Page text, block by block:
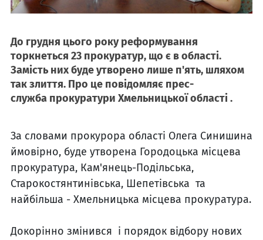
До грудня цього року реформування
торкнеться 23 прокуратур, що є в області.
Замість них буде утворено лише п'ять, шляхом
так злиття. Про це повідомляє прес-
служба прокуратури Хмельницької області .
За словами прокурора області Олега Синишина
ймовірно, буде утворена Городоцька місцева
прокуратура, Кам'янець-Подільська,
Старокостянтинівська, Шепетівська та
найбільша - Хмельницька місцева прокуратура.
Докорінно змінився і порядок відбору нових